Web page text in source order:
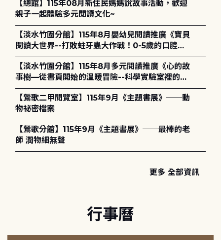
【總館】115年08月新住民媽媽說故事活動，歡迎
親子一起體驗多元閱讀文化~
【淡水竹圍分館】115年8月嬰幼兒閱讀推廣《寶貝
閱讀大世界--打敗蛀牙蟲大作戰！0-5歲的口腔照
護全攻略》
【淡水竹圍分館】115年8月多元閱讀推廣《心的故
事樹—從書頁開始的溫暖冒險--科學實驗室裡的放
電章魚》
【鶯歌二甲閱覽室】115年9月《主題書展》──動
物祕密檔案
【鶯歌分館】115年9月《主題書展》──最棒的老
師 潤物細無聲
更多 全部資訊
行事曆